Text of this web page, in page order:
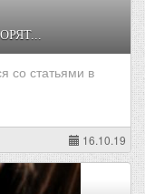
со статьями в
16.10.19